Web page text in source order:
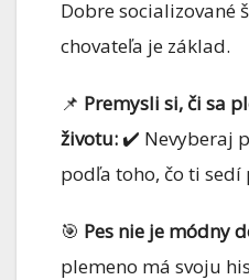
Dobre socializované
chovateľa je základ.
📌 Premysli si, či sa
životu: ✔️ Nevyberaj
podľa toho, čo ti sedí
🎯 Pes nie je módny
plemeno má svoju